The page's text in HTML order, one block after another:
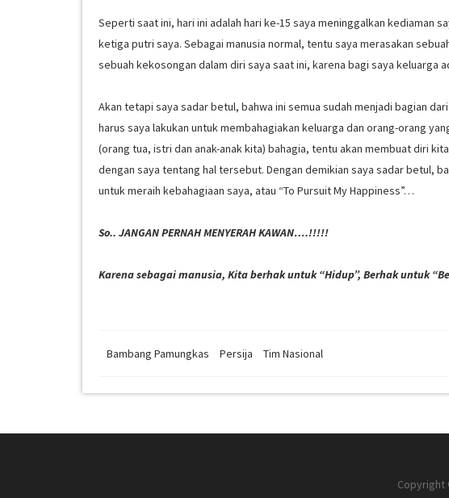
Seperti saat ini, hari ini adalah hari ke-15 saya meninggalkan kediaman
ketiga putri saya. Sebagai manusia normal, tentu saya merasakan
sebuah kekosongan dalam diri saya saat ini, karena bagi saya keluarga
Akan tetapi saya sadar betul, bahwa ini semua sudah menjadi bagian
harus saya lakukan untuk membahagiakan keluarga dan orang-orang
(orang tua, istri dan anak-anak kita) bahagia, tentu akan membuat diri
dengan saya tentang hal tersebut. Dengan demikian saya sadar betul,
untuk meraih kebahagiaan saya, atau “To Pursuit My Happiness”…
So.. JANGAN PERNAH MENYERAH KAWAN….!!!!!
Karena sebagai manusia, Kita berhak untuk “Hidup”, Berhak untuk
Bambang Pamungkas Persija Tim Nasional
Copyright